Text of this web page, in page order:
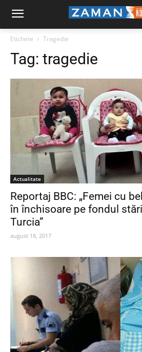
Etichete Tragedie
Tag: tragedie
Actualitate
Reportaj BBC: „Femei cu
în închisoare pe fondul
Turcia”
august 18, 2017